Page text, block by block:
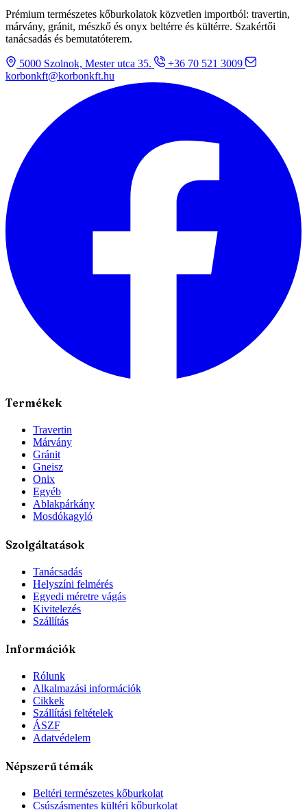
Prémium természetes kőburkolatok közvetlen importból: travertin,
márvány, gránit, mészkő és onyx beltérre és kültérre. Szakértői
tanácsadás és bemutatóterem.
5000 Szolnok, Mester utca 35.
+36 70 521 3009
korbonkft@korbonkft.hu
Termékek
Travertin
Márvány
Gránit
Gneisz
Onix
Egyéb
Ablakpárkány
Mosdókagyló
Szolgáltatások
Tanácsadás
Helyszíni felmérés
Egyedi méretre vágás
Kivitelezés
Szállítás
Információk
Rólunk
Alkalmazási információk
Cikkek
Szállítási feltételek
ÁSZF
Adatvédelem
Népszerű témák
Beltéri természetes kőburkolat
Csúszásmentes kültéri kőburkolat